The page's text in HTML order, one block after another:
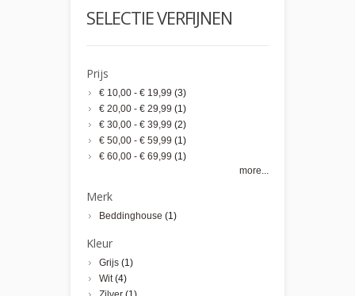
SELECTIE VERFIJNEN
Prijs
€ 10,00 - € 19,99 (3)
€ 20,00 - € 29,99 (1)
€ 30,00 - € 39,99 (2)
€ 50,00 - € 59,99 (1)
€ 60,00 - € 69,99 (1)
more...
Merk
Beddinghouse (1)
Kleur
Grijs (1)
Wit(4)